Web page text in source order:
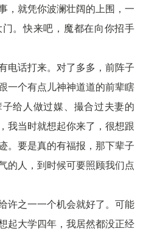
，就凭你波澜壮阔的上围，一
。快来吧，魔都在向你招手
话打来。对了多多，前阵子
一个有点儿神神道道的前辈瞎
给人做过媒、撮合过夫妻的
我当时就想起你来了，很想跟
。要是真的有福报，那下辈子
的人，到时候可要照顾我们点
许之一一个机会就好了。可能
起大学四年，我居然都没正经